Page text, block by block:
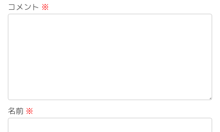
コメント ※
名前 ※